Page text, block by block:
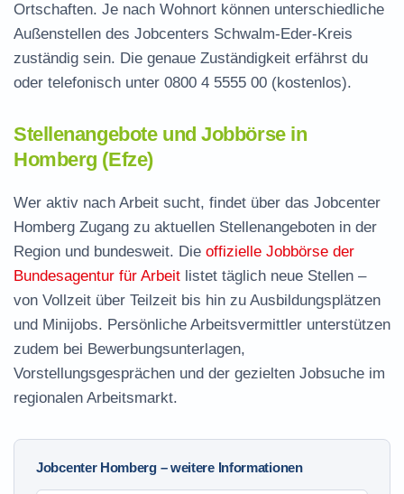
Ortschaften. Je nach Wohnort können unterschiedliche
Außenstellen des Jobcenters Schwalm-Eder-Kreis
zuständig sein. Die genaue Zuständigkeit erfährst du
oder telefonisch unter 0800 4 5555 00 (kostenlos).
Stellenangebote und Jobbörse in
Homberg (Efze)
Wer aktiv nach Arbeit sucht, findet über das Jobcenter
Homberg Zugang zu aktuellen Stellenangeboten in der
Region und bundesweit. Die offizielle Jobbörse der
Bundesagentur für Arbeit listet täglich neue Stellen –
von Vollzeit über Teilzeit bis hin zu Ausbildungsplätzen
und Minijobs. Persönliche Arbeitsvermittler unterstützen
zudem bei Bewerbungsunterlagen,
Vorstellungsgesprächen und der gezielten Jobsuche im
regionalen Arbeitsmarkt.
Jobcenter Homberg – weitere Informationen